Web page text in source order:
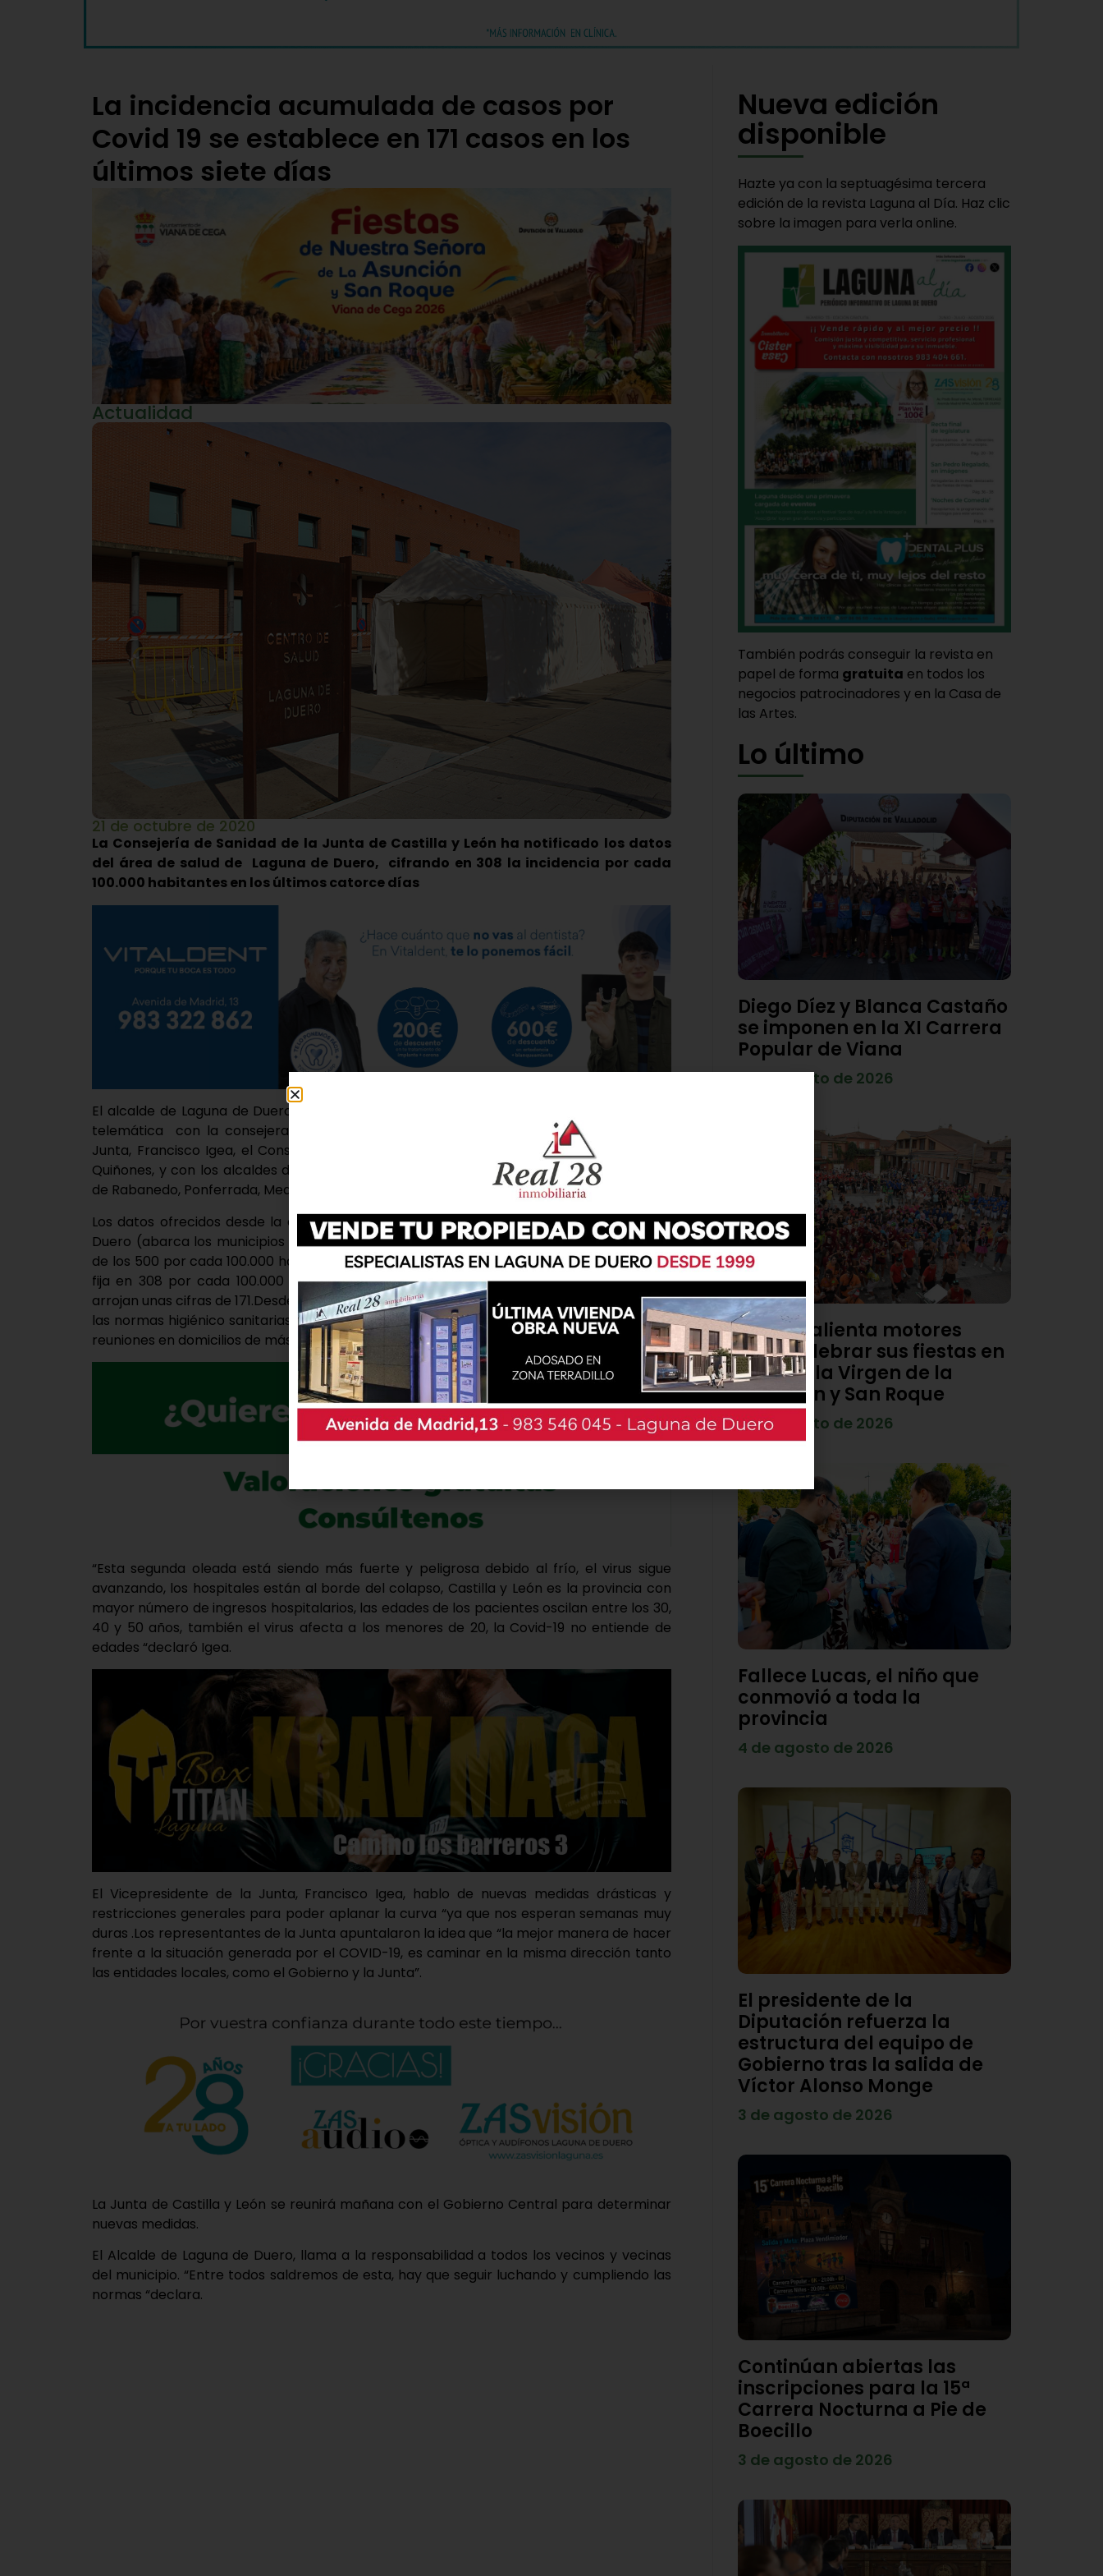
La incidencia acumulada de casos por
Covid 19 se establece en 171 casos en los
últimos siete días
Actualidad
21 de octubre de 2020
La Consejería de Sanidad de la Junta de Castilla y León ha notificado los datos
del área de salud de Laguna de Duero, cifrando en 308 la incidencia por cada
100.000 habitantes en los últimos catorce días
El alcalde de Laguna de Duero, Román Rodríguez, ha mantenido esta tarde una reunión
telemática con la consejera de Sanidad, Verónica Casado, y el Vicepresidente de la
Junta, Francisco Igea, el Consejero de Fomento y Medio Ambiente, Juan Carlos Suárez
Quiñones, y con los alcaldes de Arroyo de la Encomienda, Aranda de Duero, San Andrés
de Rabanedo, Ponferrada, Medina del Campo y Miranda de Ebro.
Los datos ofrecidos desde la administración regional en el Área de Salud de Laguna de
Duero (abarca los municipios de Viana y Boecillo) sitúa la tasa de contagios por debajo
de los 500 por cada 100.000 habitantes. En los últimos 14 días la incidencia acumulada se
fija en 308 por cada 100.000 habitantes, mientras que en la última semana, los datos
arrojan unas cifras de 171.Desde el Ayuntamiento se pide “seguir respetando y cumpliendo
las normas higiénico sanitarias, mascarillas, lavado de manos, distancia social, no realizar
reuniones en domicilios de más de seis personas”.
“Esta segunda oleada está siendo más fuerte y peligrosa debido al frío, el virus sigue
avanzando, los hospitales están al borde del colapso, Castilla y León es la provincia con
mayor número de ingresos hospitalarios, las edades de los pacientes oscilan entre los 30,
40 y 50 años, también el virus afecta a los menores de 20, la Covid-19 no entiende de
edades “declaró Igea.
El Vicepresidente de la Junta, Francisco Igea, hablo de nuevas medidas drásticas y
restricciones generales para poder aplanar la curva “ya que nos esperan semanas muy
duras .Los representantes de la Junta apuntalaron la idea que “la mejor manera de hacer
frente a la situación generada por el COVID-19, es caminar en la misma dirección tanto
las entidades locales, como el Gobierno y la Junta”.
La Junta de Castilla y León se reunirá mañana con el Gobierno Central para determinar
nuevas medidas.
El Alcalde de Laguna de Duero, llama a la responsabilidad a todos los vecinos y vecinas
del municipio. “Entre todos saldremos de esta, hay que seguir luchando y cumpliendo las
normas “declara.
Nueva edición
disponible
Hazte ya con la septuagésima tercera
edición de la revista Laguna al Día. Haz clic
sobre la imagen para verla online.
También podrás conseguir la revista en
papel de forma gratuita en todos los
negocios patrocinadores y en la Casa de
las Artes.
Lo último
Diego Díez y Blanca Castaño
se imponen en la XI Carrera
Popular de Viana
4 de agosto de 2026
Viana calienta motores
para celebrar sus fiestas en
honor a la Virgen de la
Asunción y San Roque
4 de agosto de 2026
Fallece Lucas, el niño que
conmovió a toda la
provincia
4 de agosto de 2026
El presidente de la
Diputación refuerza la
estructura del equipo de
Gobierno tras la salida de
Víctor Alonso Monge
3 de agosto de 2026
Continúan abiertas las
inscripciones para la 15ª
Carrera Nocturna a Pie de
Boecillo
3 de agosto de 2026